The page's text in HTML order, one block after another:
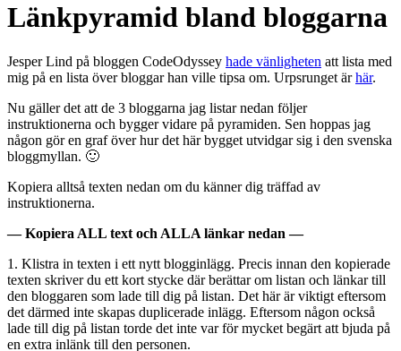
Länkpyramid bland bloggarna
Jesper Lind på bloggen CodeOdyssey hade vänligheten att lista med
mig på en lista över bloggar han ville tipsa om. Urpsrunget ärhär.
Nu gäller det att de 3 bloggarna jag listar nedan följer
instruktionerna och bygger vidare på pyramiden. Sen hoppas jag
någon gör en graf över hur det här bygget utvidgar sig i den svenska
bloggmyllan. 🙂
Kopiera alltså texten nedan om du känner dig träffad av
instruktionerna.
— Kopiera ALL text och ALLA länkar nedan —
1. Klistra in texten i ett nytt blogginlägg. Precis innan den kopierade
texten skriver du ett kort stycke där berättar om listan och länkar till
den bloggaren som lade till dig på listan. Det här är viktigt eftersom
det därmed inte skapas duplicerade inlägg. Eftersom någon också
lade till dig på listan torde det inte var för mycket begärt att bjuda på
en extra inlänk till den personen.